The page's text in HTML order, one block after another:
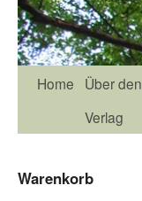
Home
Über den
Verlag
Warenkorb